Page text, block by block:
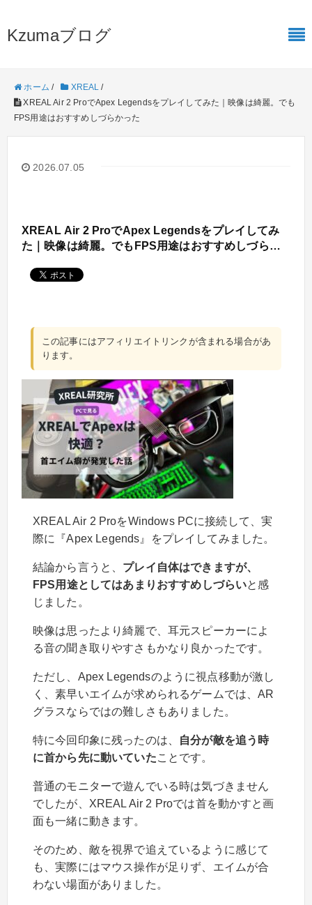
Kzumaブログ
ホーム / XREAL /
XREAL Air 2 ProでApex Legendsをプレイしてみた｜映像は綺麗。でも
FPS用途はおすすめしづらかった
2026.07.05
XREAL Air 2 ProでApex Legendsをプレイしてみ
た｜映像は綺麗。でもFPS用途はおすすめしづらか
この記事にはアフィリエイトリンクが含まれる場合があ
ります。
XREAL Air 2 ProをWindows PCに接続して、実
際に『Apex Legends』をプレイしてみました。
結論から言うと、 プレイ自体はできますが、
FPS用途としてはあまりおすすめしづらいと感
じました。
映像は思ったより綺麗で、耳元スピーカーによ
る音の聞き取りやすさもかなり良かったです。
ただし、Apex Legendsのように視点移動が激し
く、素早いエイムが求められるゲームでは、AR
グラスならではの難しさもありました。
特に今回印象に残ったのは、
自分が敵を追う時
に首から先に動いていたことです。
普通のモニターで遊んでいる時は気づきません
でしたが、XREAL Air 2 Proでは首を動かすと画
面も一緒に動きます。
そのため、敵を視界で追えているように感じて
も、実際にはマウス操作が足りず、エイムが合
わない場面がありました。